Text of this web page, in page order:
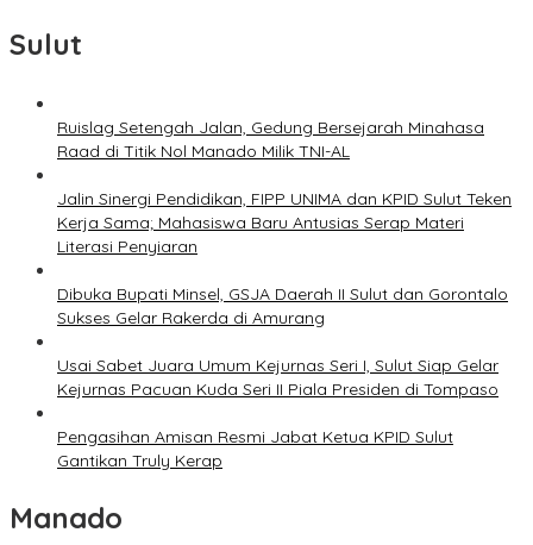
Sulut
Ruislag Setengah Jalan, Gedung Bersejarah Minahasa
Raad di Titik Nol Manado Milik TNI-AL
Jalin Sinergi Pendidikan, FIPP UNIMA dan KPID Sulut Teken
Kerja Sama; Mahasiswa Baru Antusias Serap Materi
Literasi Penyiaran
Dibuka Bupati Minsel, GSJA Daerah II Sulut dan Gorontalo
Sukses Gelar Rakerda di Amurang
Usai Sabet Juara Umum Kejurnas Seri I, Sulut Siap Gelar
Kejurnas Pacuan Kuda Seri II Piala Presiden di Tompaso
Pengasihan Amisan Resmi Jabat Ketua KPID Sulut
Gantikan Truly Kerap
Manado